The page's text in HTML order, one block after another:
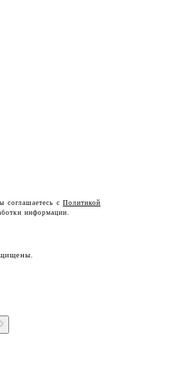
соглашаетесь с Политикой
информации.